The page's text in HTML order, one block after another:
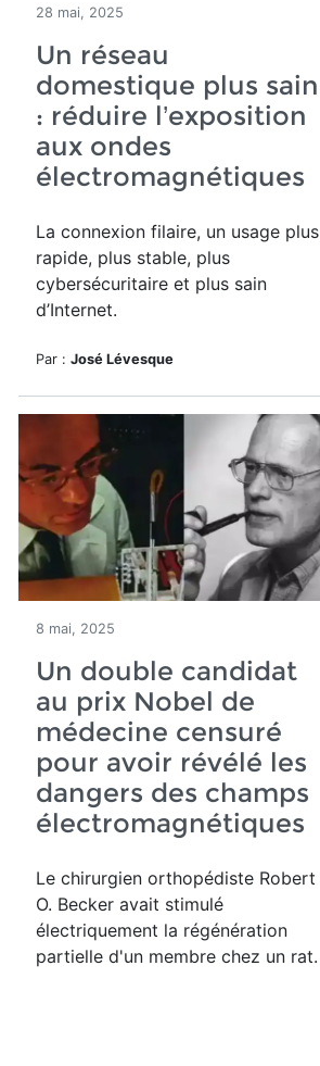
28 mai, 2025
Un réseau
domestique plus sain
: réduire l’exposition
aux ondes
électromagnétiques
La connexion filaire, un usage plus
rapide, plus stable, plus
cybersécuritaire et plus sain
d’Internet.
Par : José Lévesque
8 mai, 2025
Un double candidat
au prix Nobel de
médecine censuré
pour avoir révélé les
dangers des champs
électromagnétiques
Le chirurgien orthopédiste Robert
O. Becker avait stimulé
électriquement la régénération
partielle d'un membre chez un rat.